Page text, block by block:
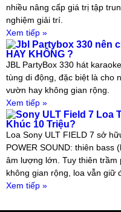
nhiều nâng cấp giá trị tập
nghiệm giải trí.
Xem tiếp »
Jbl Partybox 330 nên
HAY KHÔNG ?
JBL PartyBox 330 hát
tùng di động, đặc biệt là cho
vườn hay không gian rộng.
Xem tiếp »
Sony ULT Field 7 Loa
Khúc 10 Triệu?
Loa Sony ULT FIELD 7 sở
POWER SOUND: thiên bass
âm lượng lớn. Tuy thiên
không gian rộng, loa vẫn giữ
Xem tiếp »